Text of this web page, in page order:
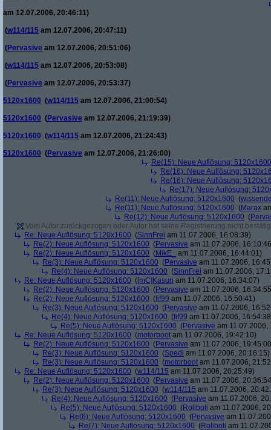
am 12.07.2006, 20:46:11)
(w114/115 am 12.07.2006, 20:47:11)
(Pervasive am 12.07.2006, 20:51:06)
(w114/115 am 12.07.2006, 20:53:08)
(Pervasive am 12.07.2006, 20:53:37)
5120x1600 (w114/115 am 12.07.2006, 21:00:54)
5120x1600 (Pervasive am 12.07.2006, 21:19:39)
5120x1600 (w114/115 am 12.07.2006, 21:24:43)
5120x1600 (Pervasive am 12.07.2006, 21:26:00)
Re(15): Neue Auflösung: 5120x1600
Re(16): Neue Auflösung:
Re(16): Neue Auflösung:
Re(17): Neue Auflösung:
Re(11): Neue Auflösung: 5120x1600 (
Re(11): Neue Auflösung: 5120x1600 (Marax
Re(12): Neue Auflösung: 5120x1600 (
Vom Autor zurückgezogen oder Autor hat seine Registrierung nicht
Re: Neue Auflösung: 5120x1600 (SinnFrei am 11.07.2006, 16:08:39)
Re(2): Neue Auflösung: 5120x1600 (Pervasive am 11.07.2006,
Re(2): Neue Auflösung: 5120x1600 (MikE_
am 11.07.2006, 16:44:01)
Re(3): Neue Auflösung: 5120x1600 (Pervasive am 11.07.2006,
Re(4): Neue Auflösung: 5120x1600 (SinnFrei am 11.07.2006,
Re: Neue Auflösung: 5120x1600 ([mC]Kasun am 11.07.2006, 16:34:07)
Re(2): Neue Auflösung: 5120x1600 (Pervasive am 11.07.2006,
Re(2): Neue Auflösung: 5120x1600 (fif99 am 11.07.2006, 16:50:41)
Re(3): Neue Auflösung: 5120x1600 (Pervasive am 11.07.2006,
Re(4): Neue Auflösung: 5120x1600 (fif99 am 11.07.2006,
Re(5): Neue Auflösung: 5120x1600 (Pervasive am 11.07.2006,
Re: Neue Auflösung: 5120x1600 (motorboot am 11.07.2006, 19:42:10)
Re(2): Neue Auflösung: 5120x1600 (Pervasive am 11.07.2006,
Re(3): Neue Auflösung: 5120x1600 (Spedi am 11.07.2006, 20:16:15)
Re(3): Neue Auflösung: 5120x1600 (motorboot am 11.07.2006,
Re: Neue Auflösung: 5120x1600 (w114/115 am 11.07.2006, 20:25:49)
Re(2): Neue Auflösung: 5120x1600 (Pervasive am 11.07.2006,
Re(3): Neue Auflösung: 5120x1600 (w114/115 am 11.07.2006,
Re(4): Neue Auflösung: 5120x1600 (Pervasive am 11.07.2006,
Re(5): Neue Auflösung: 5120x1600 (Roliboli am 11.07.2006,
Re(6): Neue Auflösung: 5120x1600 (Pervasive am
Re(7): Neue Auflösung: 5120x1600 (Roliboli am